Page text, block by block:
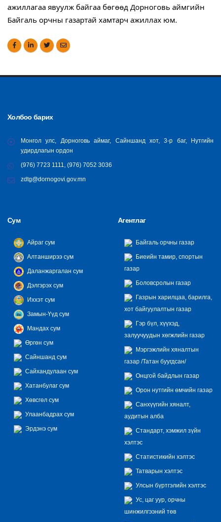
ажиллагаа явуулж байгаа бөгөөд Дорноговь аймгийн
Байгаль орчны газартай хамтарч ажиллах юм.
Холбоо барих
Монгол улс, Дорноговь аймаг, Сайншанд хот, 3-р баг, Нутгийн
удирдлагын ордон
(976) 7723 1111, (976) 7052 3036
zdtg@dornogovi.gov.mn
Сум
Айраг сум
Алтанширээ сум
Даланжаргалан сум
Дэлгэрэх сум
Иххэт сум
Замын-Үүд сум
Мандах сум
Өргөн сум
Сайншанд сум
Сайхандулаан сум
Хатанбулаг сум
Хөвсгөл сум
Улаанбадрах сум
Эрдэнэ сум
Агентлаг
Байгаль орчны газар
Биеийн тамир, спортын
газар
Боловсролын газар
Газрын харилцаа, барилга,
хот байгуулалтын газар
Гэр бүл, хүүхэд,
залуучуудын хөгжлийн газар
Мэргэжлийн хяналтын
газар /Татан буугдсан/
Онцгой байдлын газар
Орон нутгийн өмчийн газар
Санхүүгийн хяналт,
аудитын алба
Стандарт, хэмжил зүйн
хэлтэс
Статистикийн хэлтэс
Татварын хэлтэс
Улсын бүртгэлийн хэлтэс
Ус, цаг уур, орчны
шинжилгээний төв